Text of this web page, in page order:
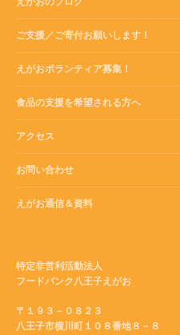
ご支援／ご寄付お願いします！
えがおボランティア募集！
食品の支援を希望される方へ
アクセス
お問い合わせ
えがお通信＆資料
特定非営利活動法人
フードバンク八王子えがお
〒１９３－０８２３
八王子市横川町１０８番地８－８